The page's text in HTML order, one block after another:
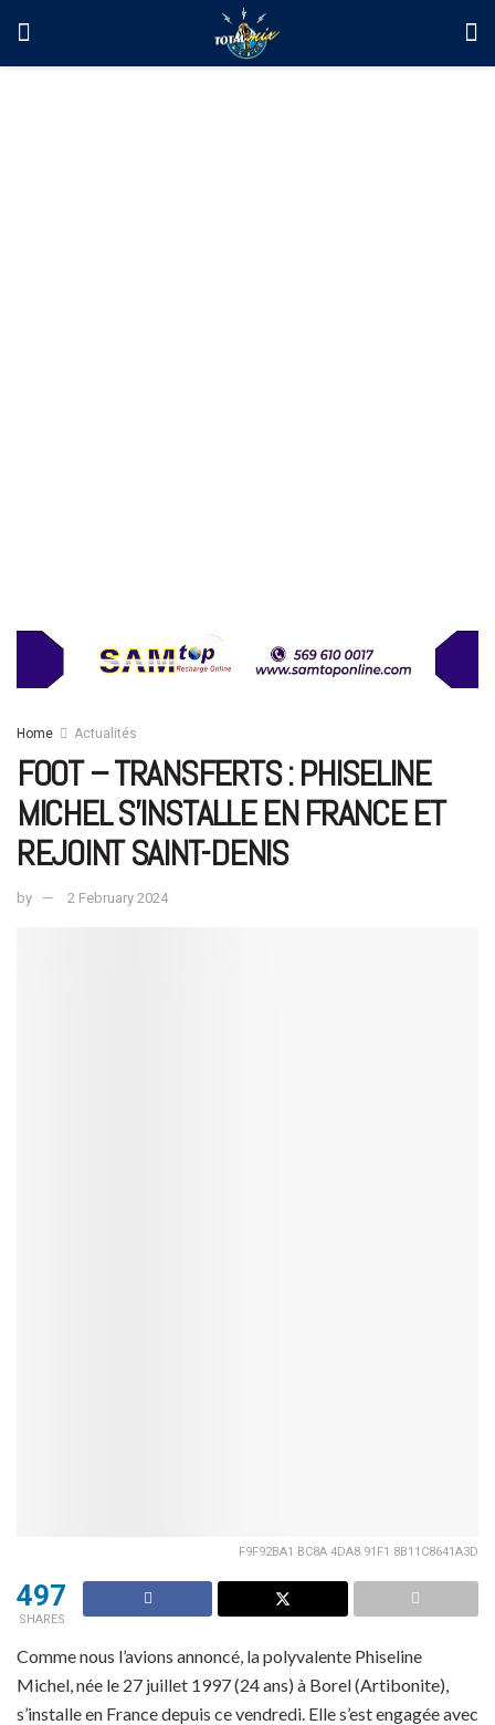
Home Actualités
FOOT – TRANSFERTS : PHISELINE
MICHEL S’INSTALLE EN FRANCE ET
REJOINT SAINT-DENIS
by 2 February 2024
F9F92BA1 BC8A 4DA8 91F1 8B11C8641A3D
497
SHARES
Comme nous l’avions annoncé, la polyvalente Phiseline
Michel, née le 27 juillet 1997 (24 ans) à Borel (Artibonite),
s’installe en France depuis ce vendredi. Elle s’est engagée avec